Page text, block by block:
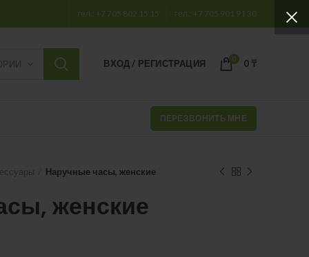
тел.: +7 705 802 15 15 тел.: +7 705 901 91 30
ВХОД / РЕГИСТРАЦИЯ 0 0 ₸
ПЕРЕЗВОНИТЬ МНЕ
Наручные часы, женские
женские